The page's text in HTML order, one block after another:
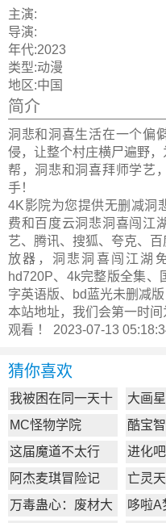
主演:
导演:
年代:2023
类型:动漫
地区:中国
简介
洞悲和洞喜生活在一个偏
侵，让整个村庄横尸遍野
帮，洞悲和洞喜拜师学艺
手！
4K影院为您提供无删减洞
费和百度云洞悲洞喜闯江
艺、腾讯、搜狐、夸克、
放器，洞悲洞喜闯江湖
hd720P、4k完整版全集、
字英语版、bd蓝光未删减
本站地址，我们会第一时
观看 ！ 2023-07-13
猜你喜欢
我被困在同一天十
万年
大画
第2季
MC怪物学院
酷宝
1季
这届魔道不太行 进化
阿杰麦琪冒险记
亡灵
百万
万毒蛊心：废材大
哆啦A